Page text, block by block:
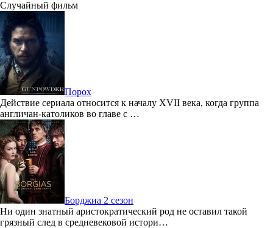
Случайный фильм
Порох
Действие сериала относится к началу XVII века, когда группа
англичан-католиков во главе с …
Борджиа 2 сезон
Ни один знатный аристократический род не оставил такой
грязный след в средневековой истори…